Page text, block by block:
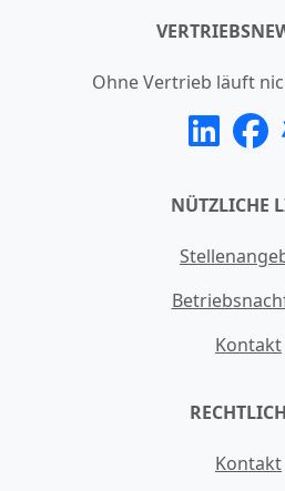
Ohne Vertrieb läuft
NÜTZLICHE
Kontakt
Kontakt